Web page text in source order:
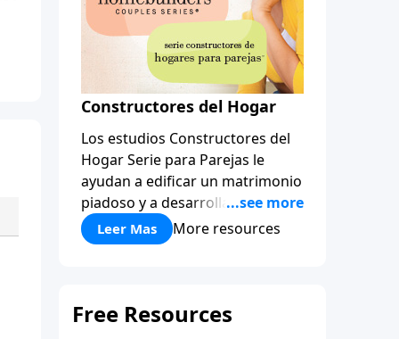
Constructores del Hogar
Los estudios Constructores del
Hogar Serie para Parejas le
ayudan a edificar un matrimonio
piadoso y a desarrollar
amistades que duren para toda
la vida. ¡Únase a uno de los
los principios de la Palabra de
Leer Mas More resources